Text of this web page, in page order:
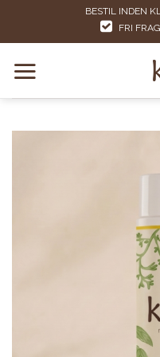
BESTIL INDEN
FRI